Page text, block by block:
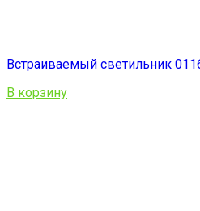
Встраиваемый светильник
В корзину